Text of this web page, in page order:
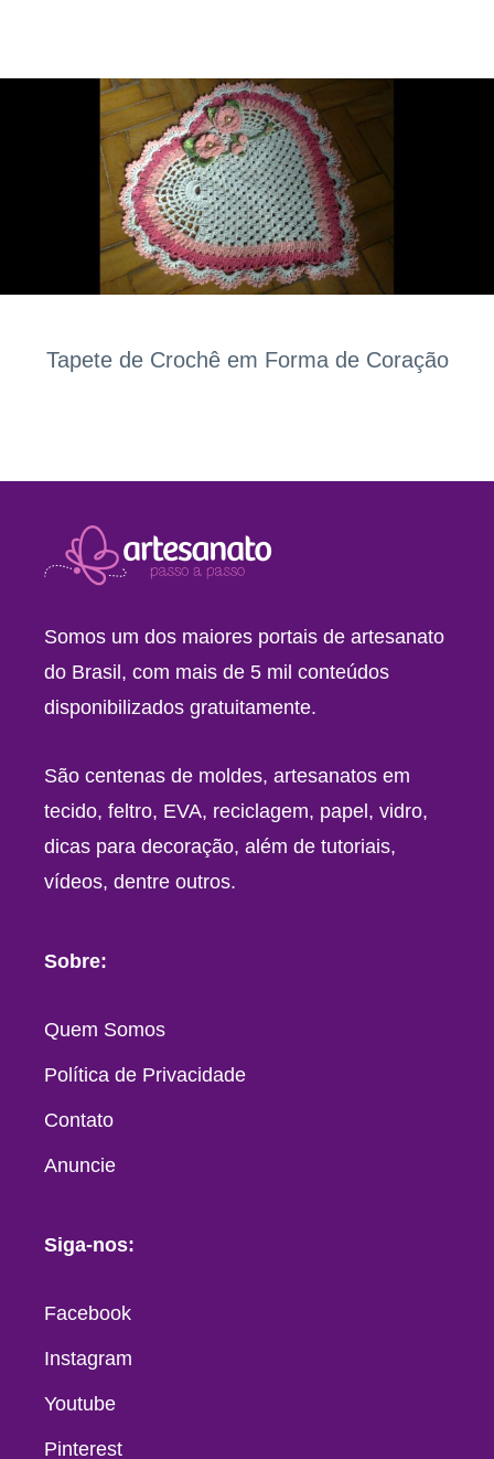
Tapete de Crochê em Forma de Coração
Somos um dos maiores portais de artesanato
do Brasil, com mais de 5 mil conteúdos
disponibilizados gratuitamente.
São centenas de moldes, artesanatos em
tecido, feltro, EVA, reciclagem, papel, vidro,
dicas para decoração, além de tutoriais,
vídeos, dentre outros.
Sobre:
Quem Somos
Política de Privacidade
Contato
Anuncie
Siga-nos:
Facebook
Instagram
Youtube
Pinterest